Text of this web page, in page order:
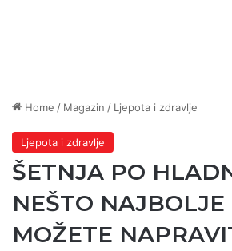
Home / Magazin / Ljepota i zdravlje
Ljepota i zdravlje
ŠETNJA PO
NEŠTO NAJBOLJE
MOŽETE